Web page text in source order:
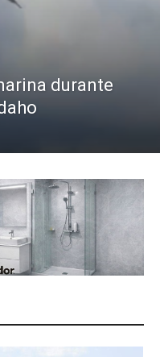
durante